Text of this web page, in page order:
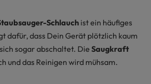
Schlauch ist ein häufiges
dafür, dass Dein Gerät plötzlich kaum
sogar abschaltet. Die Saugkraft
und das Reinigen wird mühsam.